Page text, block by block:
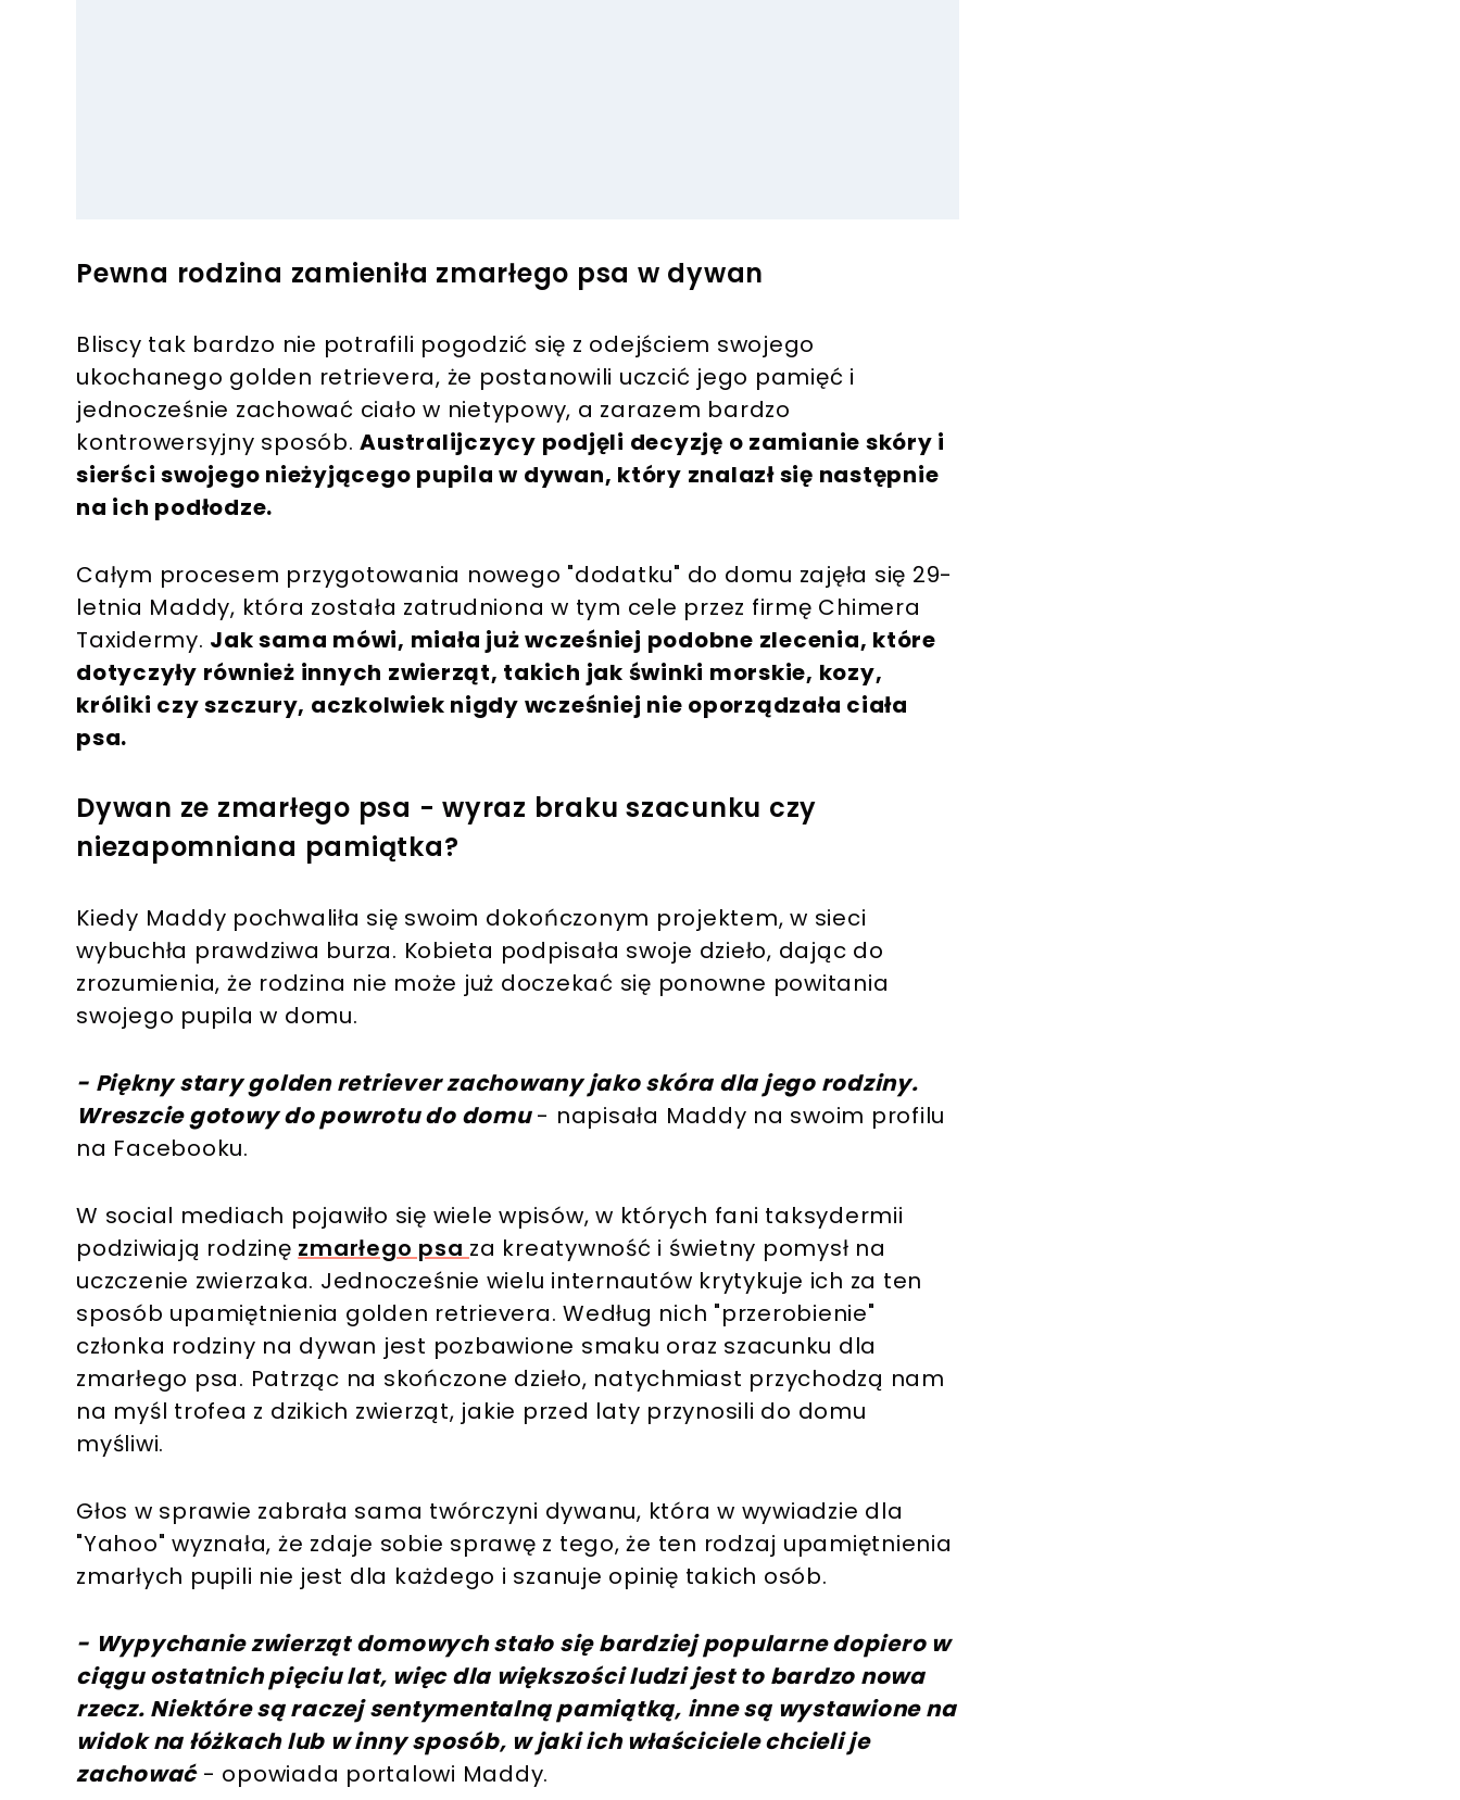
Pewna rodzina zamieniła zmarłego psa w dywan
Bliscy tak bardzo nie potrafili pogodzić się z odejściem swojego
ukochanego golden retrievera, że postanowili uczcić jego pamięć i
jednocześnie zachować ciało w nietypowy, a zarazem bardzo
kontrowersyjny sposób.Australijczycy podjęli decyzję o zamianie skóry i
sierści swojego nieżyjącego pupila w dywan, który znalazł się następnie
na ich podłodze.
Całym procesem przygotowania nowego "dodatku" do domu zajęła się 29-
letnia Maddy, która została zatrudniona w tym cele przez firmę Chimera
Taxidermy. Jak sama mówi, miała już wcześniej podobne zlecenia, które
dotyczyły również innych zwierząt, takich jak świnki morskie, kozy,
króliki czy szczury, aczkolwiek nigdy wcześniej nie oporządzała ciała
psa.
Dywan ze zmarłego psa - wyraz braku szacunku czy
niezapomniana pamiątka?
Kiedy Maddy pochwaliła się swoim dokończonym projektem, w sieci
wybuchła prawdziwa burza. Kobieta podpisała swoje dzieło, dając do
zrozumienia, że rodzina nie może już doczekać się ponowne powitania
swojego pupila w domu.
- Piękny stary golden retriever zachowany jako skóra dla jego rodziny.
Wreszcie gotowy do powrotu do domu- napisała Maddy na swoim profilu
na Facebooku.
W social mediach pojawiło się wiele wpisów, w których fani taksydermii
podziwiają rodzinę zmarłego psa za kreatywność i świetny pomysł na
uczczenie zwierzaka. Jednocześnie wielu internautów krytykuje ich za ten
sposób upamiętnienia golden retrievera. Według nich "przerobienie"
członka rodziny na dywan jest pozbawione smaku oraz szacunku dla
zmarłego psa. Patrząc na skończone dzieło, natychmiast przychodzą nam
na myśl trofea z dzikich zwierząt, jakie przed laty przynosili do domu
myśliwi.
Głos w sprawie zabrała sama twórczyni dywanu, która w wywiadzie dla
"Yahoo" wyznała, że zdaje sobie sprawę z tego, że ten rodzaj upamiętnienia
zmarłych pupili nie jest dla każdego i szanuje opinię takich osób.
- Wypychanie zwierząt domowych stało się bardziej popularne dopiero w
ciągu ostatnich pięciu lat, więc dla większości ludzi jest to bardzo nowa
rzecz. Niektóre są raczej sentymentalną pamiątką, inne są wystawione na
widok na łóżkach lub w inny sposób, w jaki ich właściciele chcieli je
zachować- opowiada portalowi Maddy.